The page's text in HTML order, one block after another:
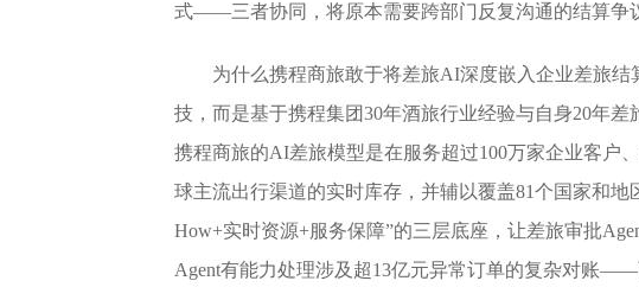
式——三者协同，将原本需要跨部门反复沟通的结算争
为什么携程商旅敢于将差旅AI深度嵌入企业差旅
技，而是基于携程集团30年酒旅行业经验与自身20年
携程商旅的AI差旅模型是在服务超过100万家企业客户
球主流出行渠道的实时库存，并辅以覆盖81个国家和地
How+实时资源+服务保障”的三层底座，让差旅审批
Agent有能力处理涉及超13亿元异常订单的复杂对账——